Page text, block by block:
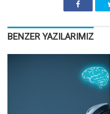
BENZER YAZILARIMIZ